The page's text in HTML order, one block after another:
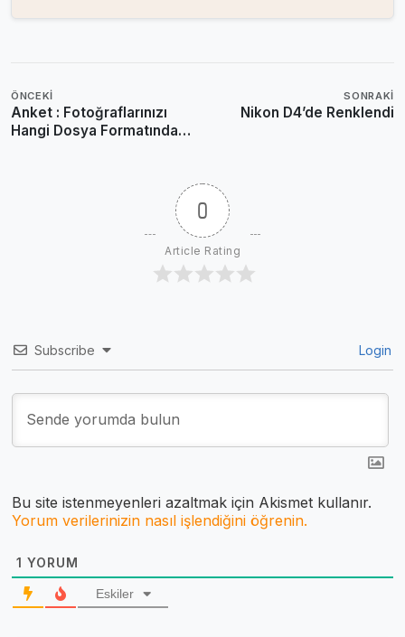
ÖNCEKI
Anket : Fotoğraflarınızı
Hangi Dosya Formatında
SONRAKI
Nikon D4’de Renklendi
0
Article Rating
Subscribe Login
Bu site istenmeyenleri azaltmak için Akismet kullanır.
Yorum verilerinizin nasıl işlendiğini öğrenin.
1 YORUM
Eskiler